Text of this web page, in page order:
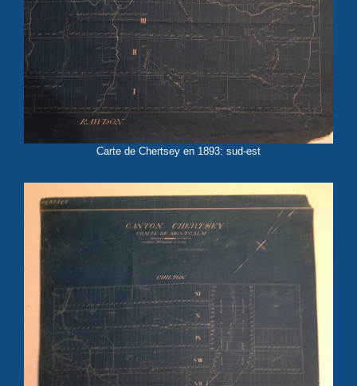
Carte de Chertsey en 1893: sud-est